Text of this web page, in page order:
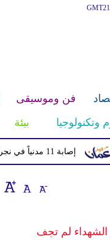
فن وموسيقى
وتكنولوجيا بيئة
إصابة 11 مدنياً في نجران جراء اعتداءات حوثية بالمقذوفات
الشهداء لم تجف